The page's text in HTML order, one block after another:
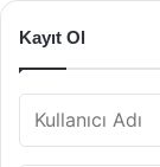
Kayıt Ol